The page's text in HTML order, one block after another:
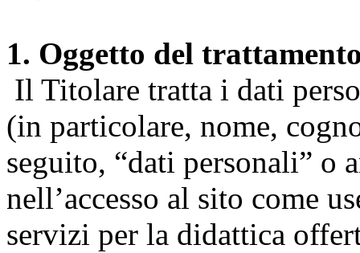
1. Oggetto del
Il Titolare tratta i dati
(in particolare, nome,
seguito, “dati personali” o
nell’accesso al sito come
servizi per la didattica